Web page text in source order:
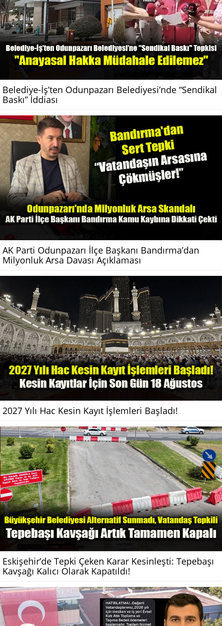
Belediye-İş’ten Odunpazarı Belediyesi’nde “Sendikal
Baskı” İddiası
AK Parti Odunpazarı İlçe Başkanı Bandırma’dan
Milyonluk Arsa Davası Açıklaması
2027 Yılı Hac Kesin Kayıt İşlemleri Başladı!
Eskişehir’de Tepki Çeken Karar Kesinleşti: Tepebaşı
Kavşağı Kalıcı Olarak Kapatıldı!